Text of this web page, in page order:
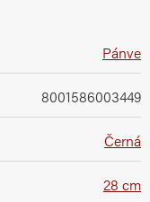
Pánve
8001586003449
Černá
28 cm